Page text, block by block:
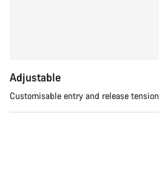
Adjustable
Customisable entry and release tension